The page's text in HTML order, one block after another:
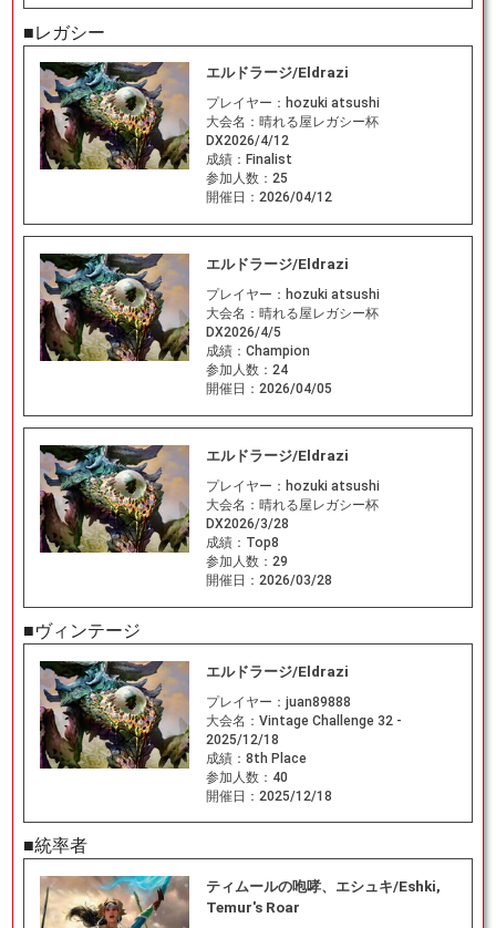
■レガシー
エルドラージ/Eldrazi
プレイヤー： hozuki atsushi
大会名： 晴れる屋レガシー杯
DX2026/4/12
成績： Finalist
参加人数： 25
開催日： 2026/04/12
エルドラージ/Eldrazi
プレイヤー： hozuki atsushi
大会名： 晴れる屋レガシー杯
DX2026/4/5
成績： Champion
参加人数： 24
開催日： 2026/04/05
エルドラージ/Eldrazi
プレイヤー： hozuki atsushi
大会名： 晴れる屋レガシー杯
DX2026/3/28
成績： Top8
参加人数： 29
開催日： 2026/03/28
■ヴィンテージ
エルドラージ/Eldrazi
プレイヤー： juan89888
大会名： Vintage Challenge 32 -
2025/12/18
成績： 8th Place
参加人数： 40
開催日： 2025/12/18
■統率者
ティムールの咆哮、エシュキ/Eshki,
Temur's Roar